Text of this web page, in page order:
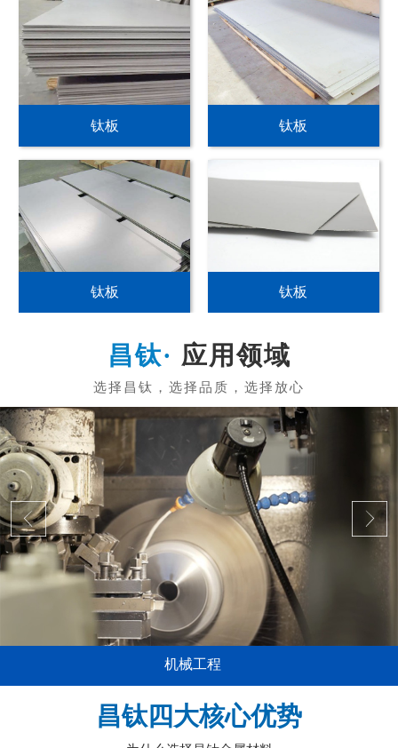
钛板 钛板
钛板 钛板
应用领域
机械工程
昌钛四大核心优势